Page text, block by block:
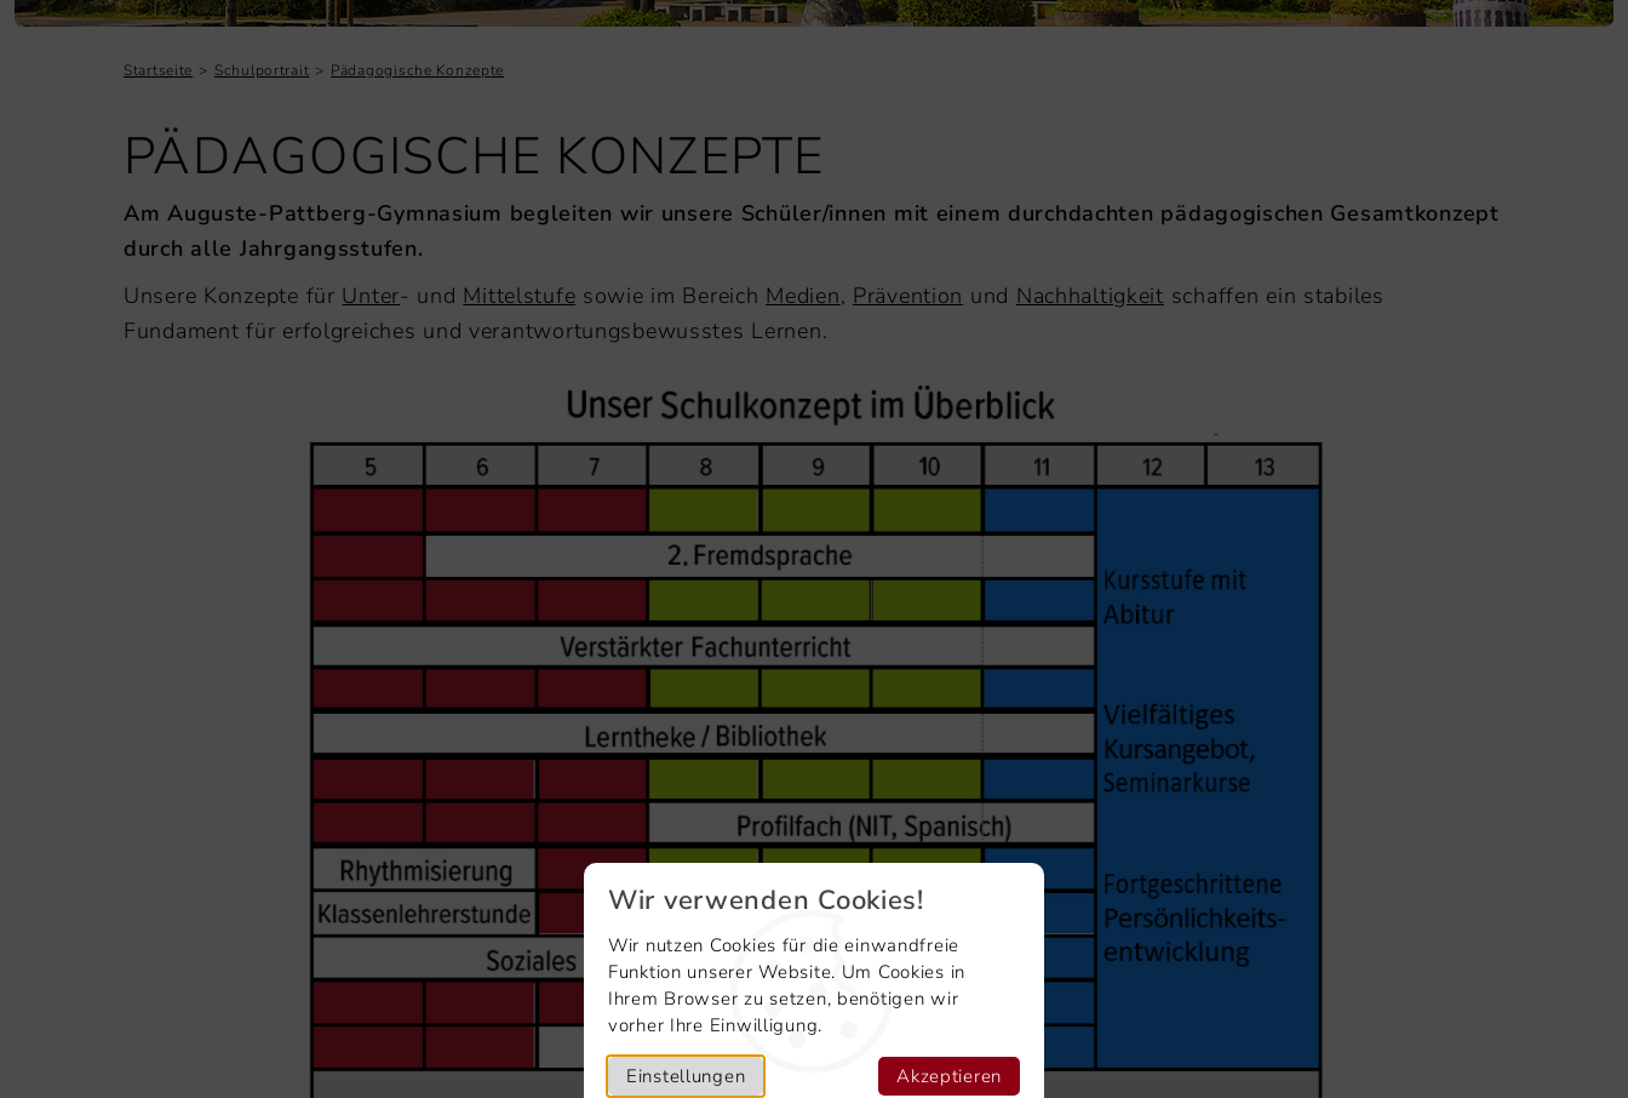
Wir verwenden Cookies!
Wir nutzen Cookies für die einwandfreie
Funktion unserer Website. Um Cookies in
Ihrem Browser zu setzen, benötigen wir
vorher Ihre Einwilligung.
Einstellungen Akzeptieren
Startseite Schulportrait Pädagogische Konzepte
PÄDAGOGISCHE KONZEPTE
Am Auguste-Pattberg-Gymnasium begleiten wir unsere Schüler/innen mit einem durchdachten pädagogischen Gesamtkonzept
durch alle Jahrgangsstufen.
Unsere Konzepte für Unter- und Mittelstufe sowie im Bereich Medien, Prävention und Nachhaltigkeit schaffen ein stabiles
Fundament für erfolgreiches und verantwortungsbewusstes Lernen.